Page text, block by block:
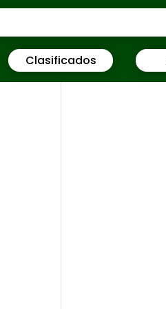
Clasificados